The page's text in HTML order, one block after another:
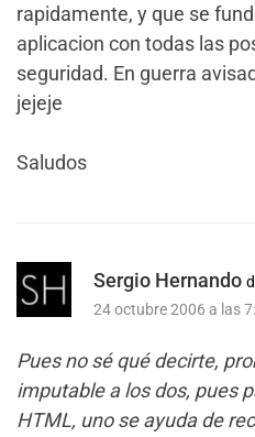
rapidamente, y que se
aplicacion con todas las
seguridad. En guerra
jejeje
Saludos
Sergio Hernando
24 octubre 2006 a las
Pues no sé qué decirte,
imputable a los dos, pues
HTML, uno se ayuda de